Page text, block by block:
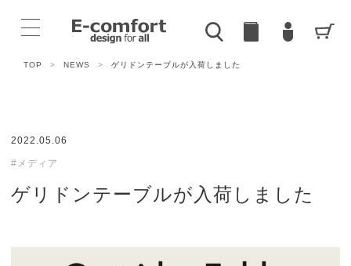
TOP > NEWS > ゲリドンテーブルが入荷しました
2022.05.06
#メディア
ゲリドンテーブルが入荷しました